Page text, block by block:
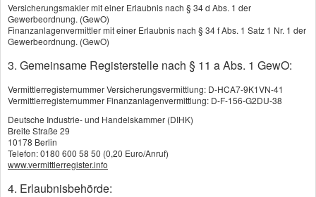
Krankenhaustagegeld
Krankentagegeld
Kranken­zusatz­ver­si­che­rung
Private Kranken­ver­si­che­rung
Zahn­zu­satz­ver­si­che­rung
Private Kranken­ver­si­che­
Versicherungsmakler mit einer Erlaubnis nach § 34 d Abs. 1 der
Gewerbeordnung. (GewO)
Finanzanlagenvermittler mit einer Erlaubnis nach § 34 f Abs. 1 Satz 1 Nr. 1 der
Gewerbeordnung. (GewO)
3. Gemeinsame Registerstelle nach § 11 a Abs. 1 GewO:
Vermittlerregisternummer Versicherungsvermittlung: D-HCA7-9K1VN-41
Vermittlerregisternummer Finanzanlagenvermittlung: D-F-156-G2DU-38
Deutsche Industrie- und Handelskammer (DIHK)
Breite Straße 29
10178 Berlin
Telefon: 0180 600 58 50 (0,20 Euro/Anruf)
www.vermittlerregister.info
4. Erlaubnisbehörde: